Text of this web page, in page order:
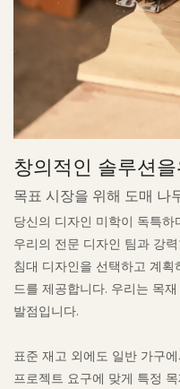
창의적인 솔루션
목표 시장을 위해 도매 나
당신의 디자인 미학이 독특
우리의 전문 디자인 팀과 강
침대 디자인을 선택하고 계
드를 제공합니다. 우리는 목
발점입니다.
표준 재고 외에도 일반 가구
프로젝트 요구에 맞게 특정